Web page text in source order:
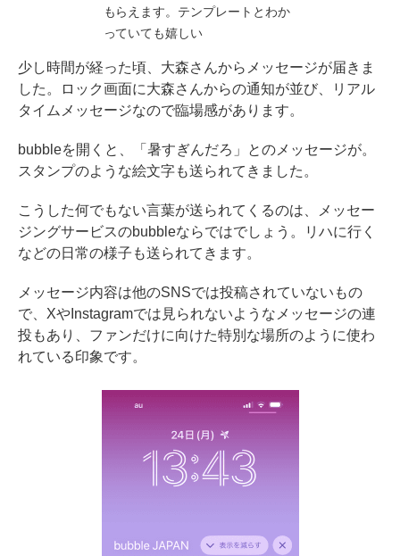
もらえます。テンプレートとわか
っていても嬉しい
少し時間が経った頃、大森さんからメッセージが届きま
した。ロック画面に大森さんからの通知が並び、リアル
タイムメッセージなので臨場感があります。
bubbleを開くと、「暑すぎんだろ」とのメッセージが。
スタンプのような絵文字も送られてきました。
こうした何でもない言葉が送られてくるのは、メッセー
ジングサービスのbubbleならではでしょう。リハに行く
などの日常の様子も送られてきます。
メッセージ内容は他のSNSでは投稿されていないもの
で、XやInstagramでは見られないようなメッセージの連
投もあり、ファンだけに向けた特別な場所のように使わ
れている印象です。